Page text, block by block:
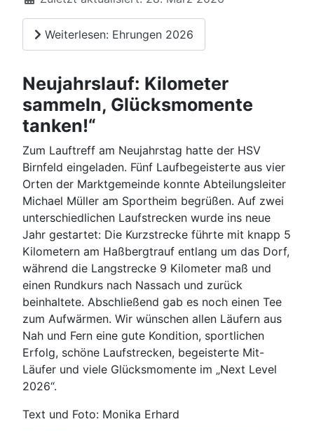
Weiterlesen: Ehrungen 2026
Neujahrslauf: Kilometer
sammeln, Glücksmomente
tanken!“
Zum Lauftreff am Neujahrstag hatte der HSV
Birnfeld eingeladen. Fünf Laufbegeisterte aus vier
Orten der Marktgemeinde konnte Abteilungsleiter
Michael Müller am Sportheim begrüßen. Auf zwei
unterschiedlichen Laufstrecken wurde ins neue
Jahr gestartet: Die Kurzstrecke führte mit knapp 5
Kilometern am Haßbergtrauf entlang um das Dorf,
während die Langstrecke 9 Kilometer maß und
einen Rundkurs nach Nassach und zurück
beinhaltete. Abschließend gab es noch einen Tee
zum Aufwärmen. Wir wünschen allen Läufern aus
Nah und Fern eine gute Kondition, sportlichen
Erfolg, schöne Laufstrecken, begeisterte Mit-
Läufer und viele Glücksmomente im „Next Level
2026“.
Text und Foto: Monika Erhard